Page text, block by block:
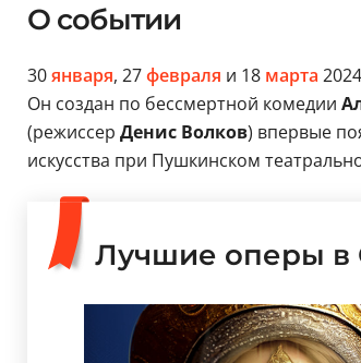
О событии
30января, 27февраля и 18 марта
Он создан по бессмертной комедии
(режиссер Денис Волков) впервые
искусства при Пушкинском
Лучшие оперы в